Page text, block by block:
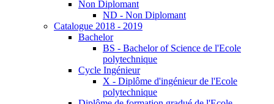
Non Diplomant
ND - Non Diplomant
Catalogue 2018 - 2019
Bachelor
BS - Bachelor of Science de l'Ecole
polytechnique
Cycle Ingénieur
X - Diplôme d'ingénieur de l'Ecole
polytechnique